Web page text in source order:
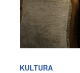
KULTURA